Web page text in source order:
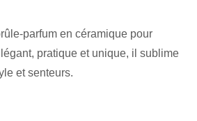
parfum en céramique pour
pratique et unique, il sublime
et senteurs.